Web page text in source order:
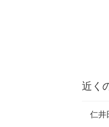
近く
仁井